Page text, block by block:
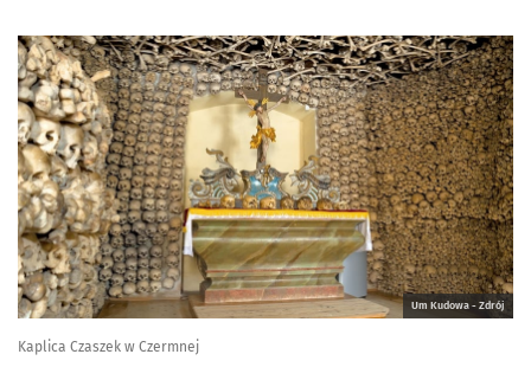
Um Kudowa - Zdrój
Kaplica Czaszek w Czermnej